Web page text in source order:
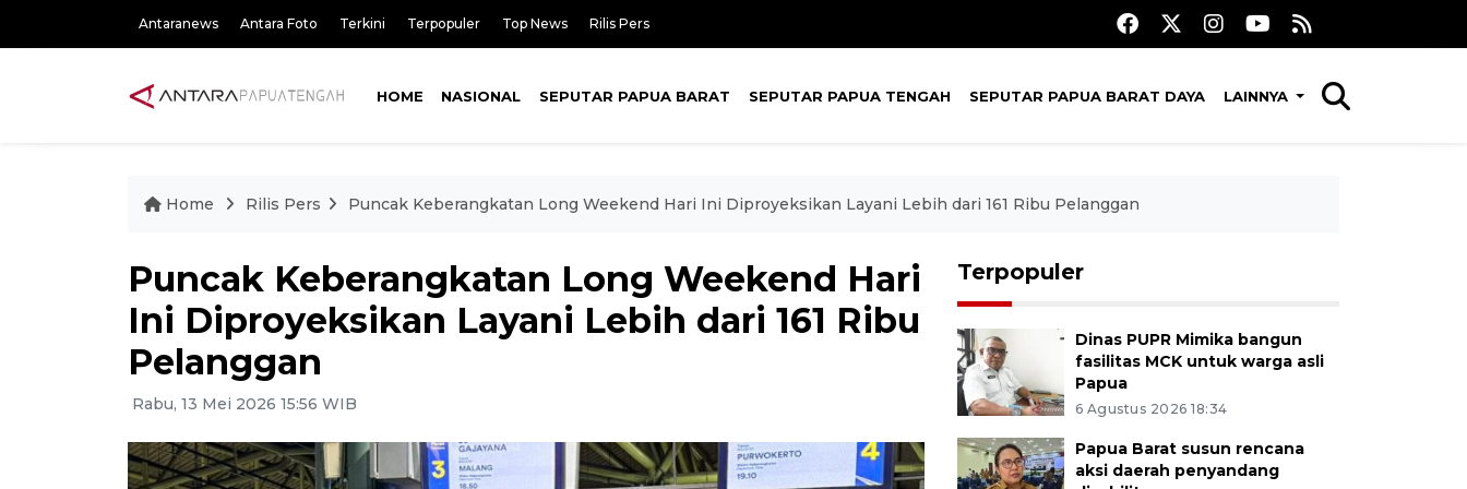
Antaranews Antara Foto Terkini Terpopuler Top News Rilis Pers
HOME NASIONAL SEPUTAR PAPUA BARAT SEPUTAR PAPUA TENGAH SEPUTAR PAPUA BARAT DAYA LAINNYA
Home Rilis Pers Puncak Keberangkatan Long Weekend Hari Ini Diproyeksikan Layani Lebih dari 161 Ribu Pelanggan
Puncak Keberangkatan Long Weekend Hari
Ini Diproyeksikan Layani Lebih dari 161 Ribu
Pelanggan
Rabu, 13 Mei 2026 15:56 WIB
Terpopuler
Dinas PUPR Mimika bangun
fasilitas MCK untuk warga asli
Papua
6 Agustus 2026 18:34
Papua Barat susun rencana
aksi daerah penyandang